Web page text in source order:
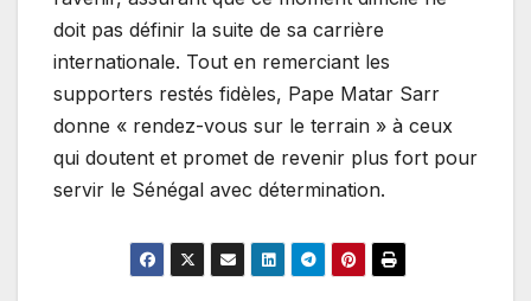
doit pas définir la suite de sa carrière
internationale. Tout en remerciant les
supporters restés fidèles, Pape Matar Sarr
donne « rendez-vous sur le terrain » à ceux
qui doutent et promet de revenir plus fort pour
servir le Sénégal avec détermination.